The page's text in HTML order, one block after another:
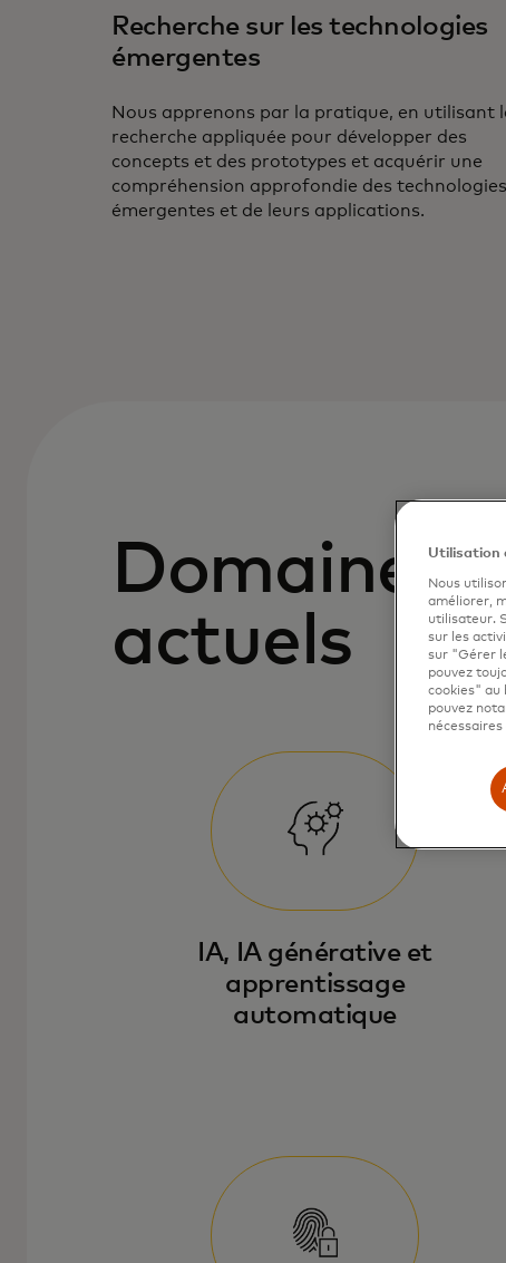
Recherche sur les technologies
émergentes
Nous apprenons par la pratique, en utilisant
recherche appliquée pour développer des
concepts et des prototypes et acquérir une
compréhension approfondie des technologies
émergentes et de leurs applications.
Domaines
actuels
IA, IA générative et
apprentissage
automatique
Utilisation
Nous
améliorer,
utilisateur.
sur les
sur "Gérer
pouvez
cookies" au
pouvez